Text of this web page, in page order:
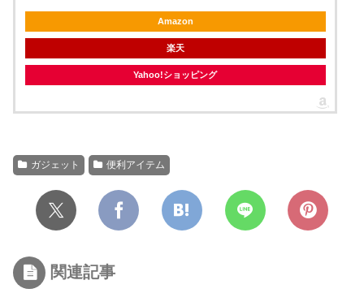
Amazon
楽天
Yahoo!ショッピング
ガジェット 便利アイテム
関連記事